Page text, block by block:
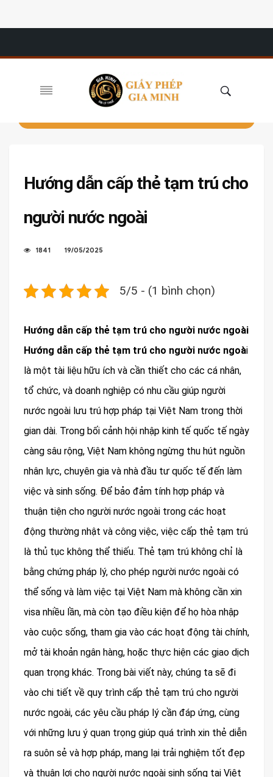
Hướng dẫn cấp thẻ tạm trú cho
người nước ngoài
1841 19/05/2025
5/5 - (1 bình chọn)
Hướng dẫn cấp thẻ tạm trú cho người nước ngoài
Hướng dẫn cấp thẻ tạm trú cho người nước ngoài
là một tài liệu hữu ích và cần thiết cho các cá nhân,
tổ chức, và doanh nghiệp có nhu cầu giúp người
nước ngoài lưu trú hợp pháp tại Việt Nam trong thời
gian dài. Trong bối cảnh hội nhập kinh tế quốc tế ngày
càng sâu rộng, Việt Nam không ngừng thu hút nguồn
nhân lực, chuyên gia và nhà đầu tư quốc tế đến làm
việc và sinh sống. Để bảo đảm tính hợp pháp và
thuận tiện cho người nước ngoài trong các hoạt
động thường nhật và công việc, việc cấp thẻ tạm trú
là thủ tục không thể thiếu. Thẻ tạm trú không chỉ là
bằng chứng pháp lý, cho phép người nước ngoài có
thể sống và làm việc tại Việt Nam mà không cần xin
visa nhiều lần, mà còn tạo điều kiện để họ hòa nhập
vào cuộc sống, tham gia vào các hoạt động tài chính,
mở tài khoản ngân hàng, hoặc thực hiện các giao dịch
quan trọng khác. Trong bài viết này, chúng ta sẽ đi
vào chi tiết về quy trình cấp thẻ tạm trú cho người
nước ngoài, các yêu cầu pháp lý cần đáp ứng, cùng
với những lưu ý quan trọng giúp quá trình xin thẻ diễn
ra suôn sẻ và hợp pháp, mang lại trải nghiệm tốt đẹp
và thuận lợi cho người nước ngoài sinh sống tại Việt